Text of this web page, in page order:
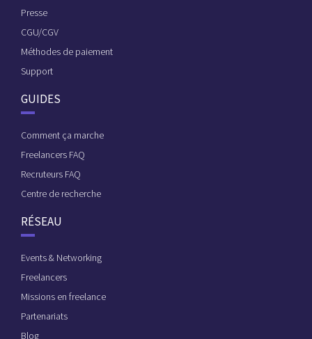
Presse
CGU/CGV
Méthodes de paiement
Support
GUIDES
Comment ça marche
Freelancers FAQ
Recruteurs FAQ
Centre de recherche
RÉSEAU
Events & Networking
Freelancers
Missions en freelance
Partenariats
Blog